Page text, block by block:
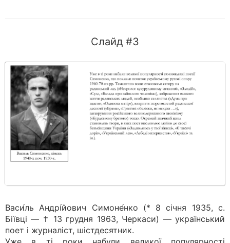
Слайд #3
Васи́ль Андрі́йович Симоне́нко (* 8 січня 1935, с.
Біївці — † 13 грудня 1963, Черкаси) — український
поет і журналіст, шістдесятник.